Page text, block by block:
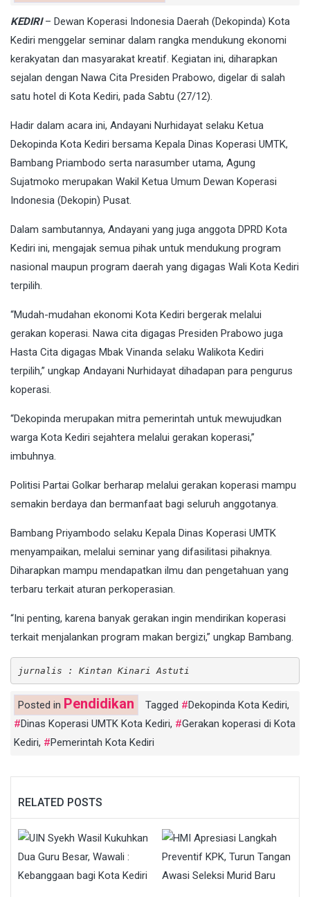
KEDIRI– Dewan Koperasi Indonesia Daerah (Dekopinda) Kota
Kediri menggelar seminar dalam rangka mendukung ekonomi
kerakyatan dan masyarakat kreatif. Kegiatan ini, diharapkan
sejalan dengan Nawa Cita Presiden Prabowo, digelar di salah
satu hotel di Kota Kediri, pada Sabtu (27/12).
Hadir dalam acara ini, Andayani Nurhidayat selaku Ketua
Dekopinda Kota Kediri bersama Kepala Dinas Koperasi UMTK,
Bambang Priambodo serta narasumber utama, Agung
Sujatmoko merupakan Wakil Ketua Umum Dewan Koperasi
Indonesia (Dekopin) Pusat.
Dalam sambutannya, Andayani yang juga anggota DPRD Kota
Kediri ini, mengajak semua pihak untuk mendukung program
nasional maupun program daerah yang digagas Wali Kota Kediri
terpilih.
“Mudah-mudahan ekonomi Kota Kediri bergerak melalui
gerakan koperasi. Nawa cita digagas Presiden Prabowo juga
Hasta Cita digagas Mbak Vinanda selaku Walikota Kediri
terpilih,” ungkap Andayani Nurhidayat dihadapan para pengurus
koperasi.
“Dekopinda merupakan mitra pemerintah untuk mewujudkan
warga Kota Kediri sejahtera melalui gerakan koperasi,”
imbuhnya.
Politisi Partai Golkar berharap melalui gerakan koperasi mampu
semakin berdaya dan bermanfaat bagi seluruh anggotanya.
Bambang Priyambodo selaku Kepala Dinas Koperasi UMTK
menyampaikan, melalui seminar yang difasilitasi pihaknya.
Diharapkan mampu mendapatkan ilmu dan pengetahuan yang
terbaru terkait aturan perkoperasian.
“Ini penting, karena banyak gerakan ingin mendirikan koperasi
terkait menjalankan program makan bergizi,” ungkap Bambang.
jurnalis : Kintan Kinari Astuti
Posted in Pendidikan Tagged Dekopinda Kota Kediri,
Dinas Koperasi UMTK Kota Kediri,
Gerakan koperasi di Kota
Kediri, Pemerintah Kota Kediri
RELATED POSTS